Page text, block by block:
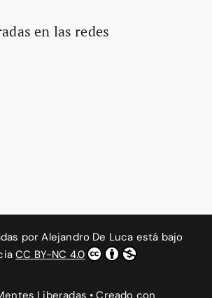
en las redes
porAlejandro De Luca está bajo
CC BY-NC 4.0
Liberadas • Creado con